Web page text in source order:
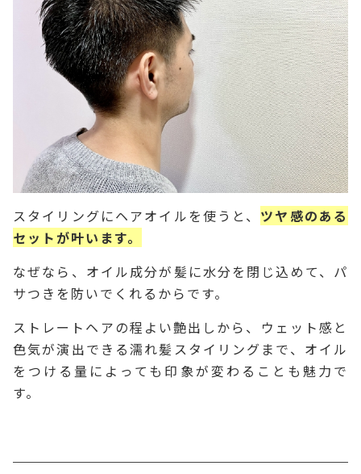
スタイリングにヘアオイルを使うと、 ツヤ感のある
セットが叶います。
なぜなら、オイル成分が髪に水分を閉じ込めて、パ
サつきを防いでくれるからです。
ストレートヘアの程よい艶出しから、ウェット感と
色気が演出できる濡れ髪スタイリングまで、オイル
をつける量によっても印象が変わることも魅力で
す。